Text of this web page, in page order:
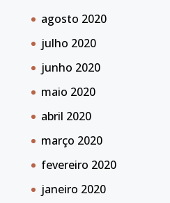
agosto 2020
julho 2020
junho 2020
maio 2020
abril 2020
março 2020
fevereiro 2020
janeiro 2020